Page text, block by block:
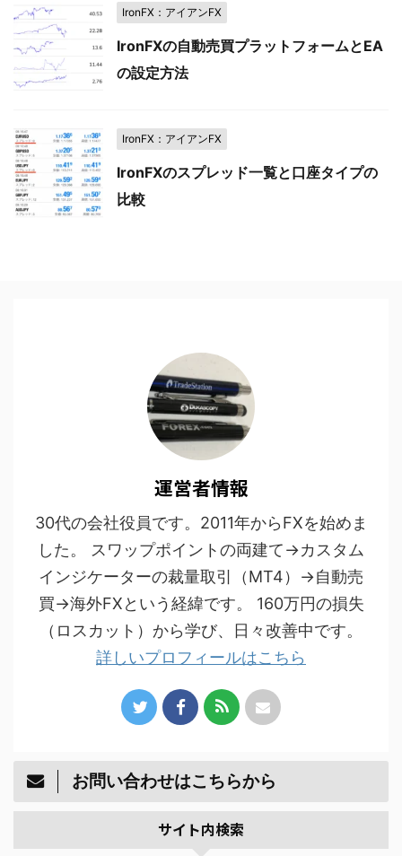
IronFX：アイアンFX
IronFXの自動売買プラットフォームとEA
の設定方法
IronFX：アイアンFX
IronFXのスプレッド一覧と口座タイプの
比較
運営者情報
30代の会社役員です。2011年からFXを始めま
した。 スワップポイントの両建て→カスタム
インジケーターの裁量取引（MT4）→自動売
買→海外FXという経緯です。 160万円の損失
（ロスカット）から学び、日々改善中です。
詳しいプロフィールはこちら
お問い合わせはこちらから
サイト内検索